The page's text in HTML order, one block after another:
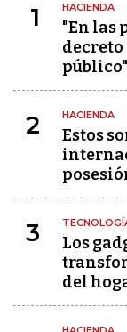
1 HACIENDA
"En las
público"
2 HACIENDA
Estos
3
Los
del